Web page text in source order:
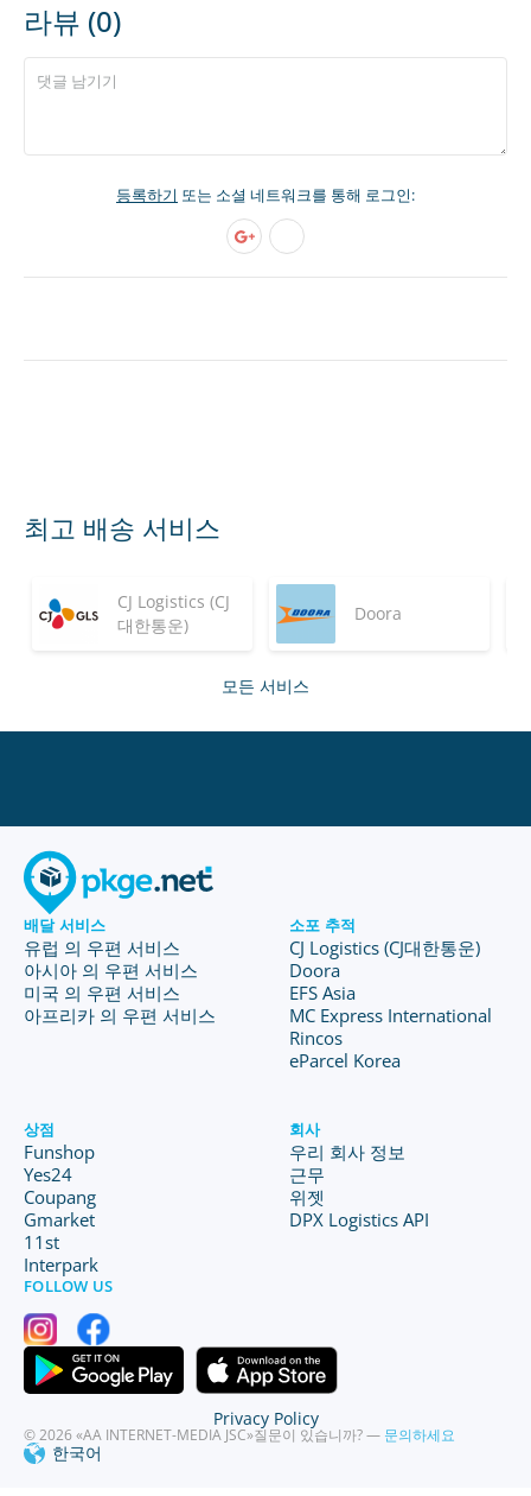
라뷰 (0)
등록하기 또는 소셜 네트워크를 통해 로그인:
최고 배송 서비스
CJ Logistics (CJ
대한통운)
Doora
모든 서비스
배달 서비스
유럽 의 우편 서비스
아시아 의 우편 서비스
미국 의 우편 서비스
아프리카 의 우편 서비스
소포 추적
CJ Logistics (CJ대한통운)
Doora
EFS Asia
MC Express International
Rincos
eParcel Korea
상점
Funshop
Yes24
Coupang
Gmarket
11st
Interpark
회사
우리 회사 정보
근무
위젯
DPX Logistics API
FOLLOW US
© 2026 «AA INTERNET-MEDIA JSC»질문이 있습니까? — 문의하세요
한국어
Privacy Policy